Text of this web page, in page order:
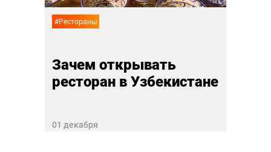
#Рестораны
Зачем открывать
ресторан в Узбекистане
01 декабря